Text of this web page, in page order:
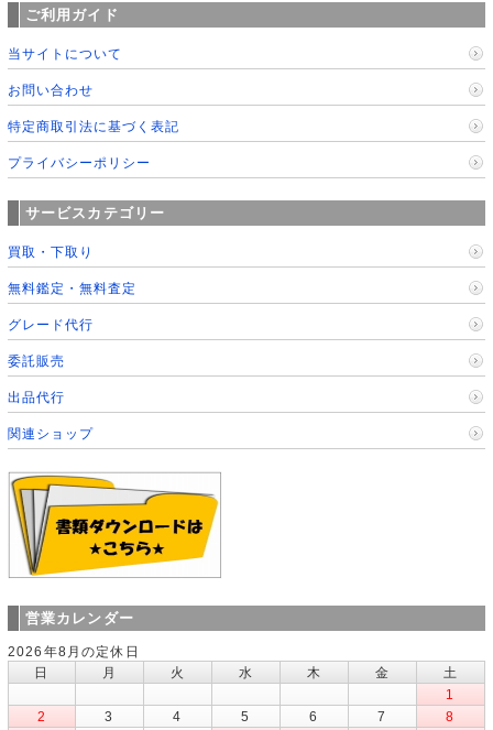
ご利用ガイド
当サイトについて
お問い合わせ
特定商取引法に基づく表記
プライバシーポリシー
サービスカテゴリー
買取・下取り
無料鑑定・無料査定
グレード代行
委託販売
出品代行
関連ショップ
営業カレンダー
2026年8月の定休日
日
月 火 水 木 金
土
1
2
3 4 5 6 7
8